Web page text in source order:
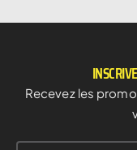
Recevez les